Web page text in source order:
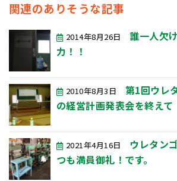
関連のありそうな記事
2014年8月26日
誰一人欠
力！！
2010年8月3日
第1回ウレ
の経営計画発表会を終えて
2021年4月16日
ウレタン
つも満員御礼！です。